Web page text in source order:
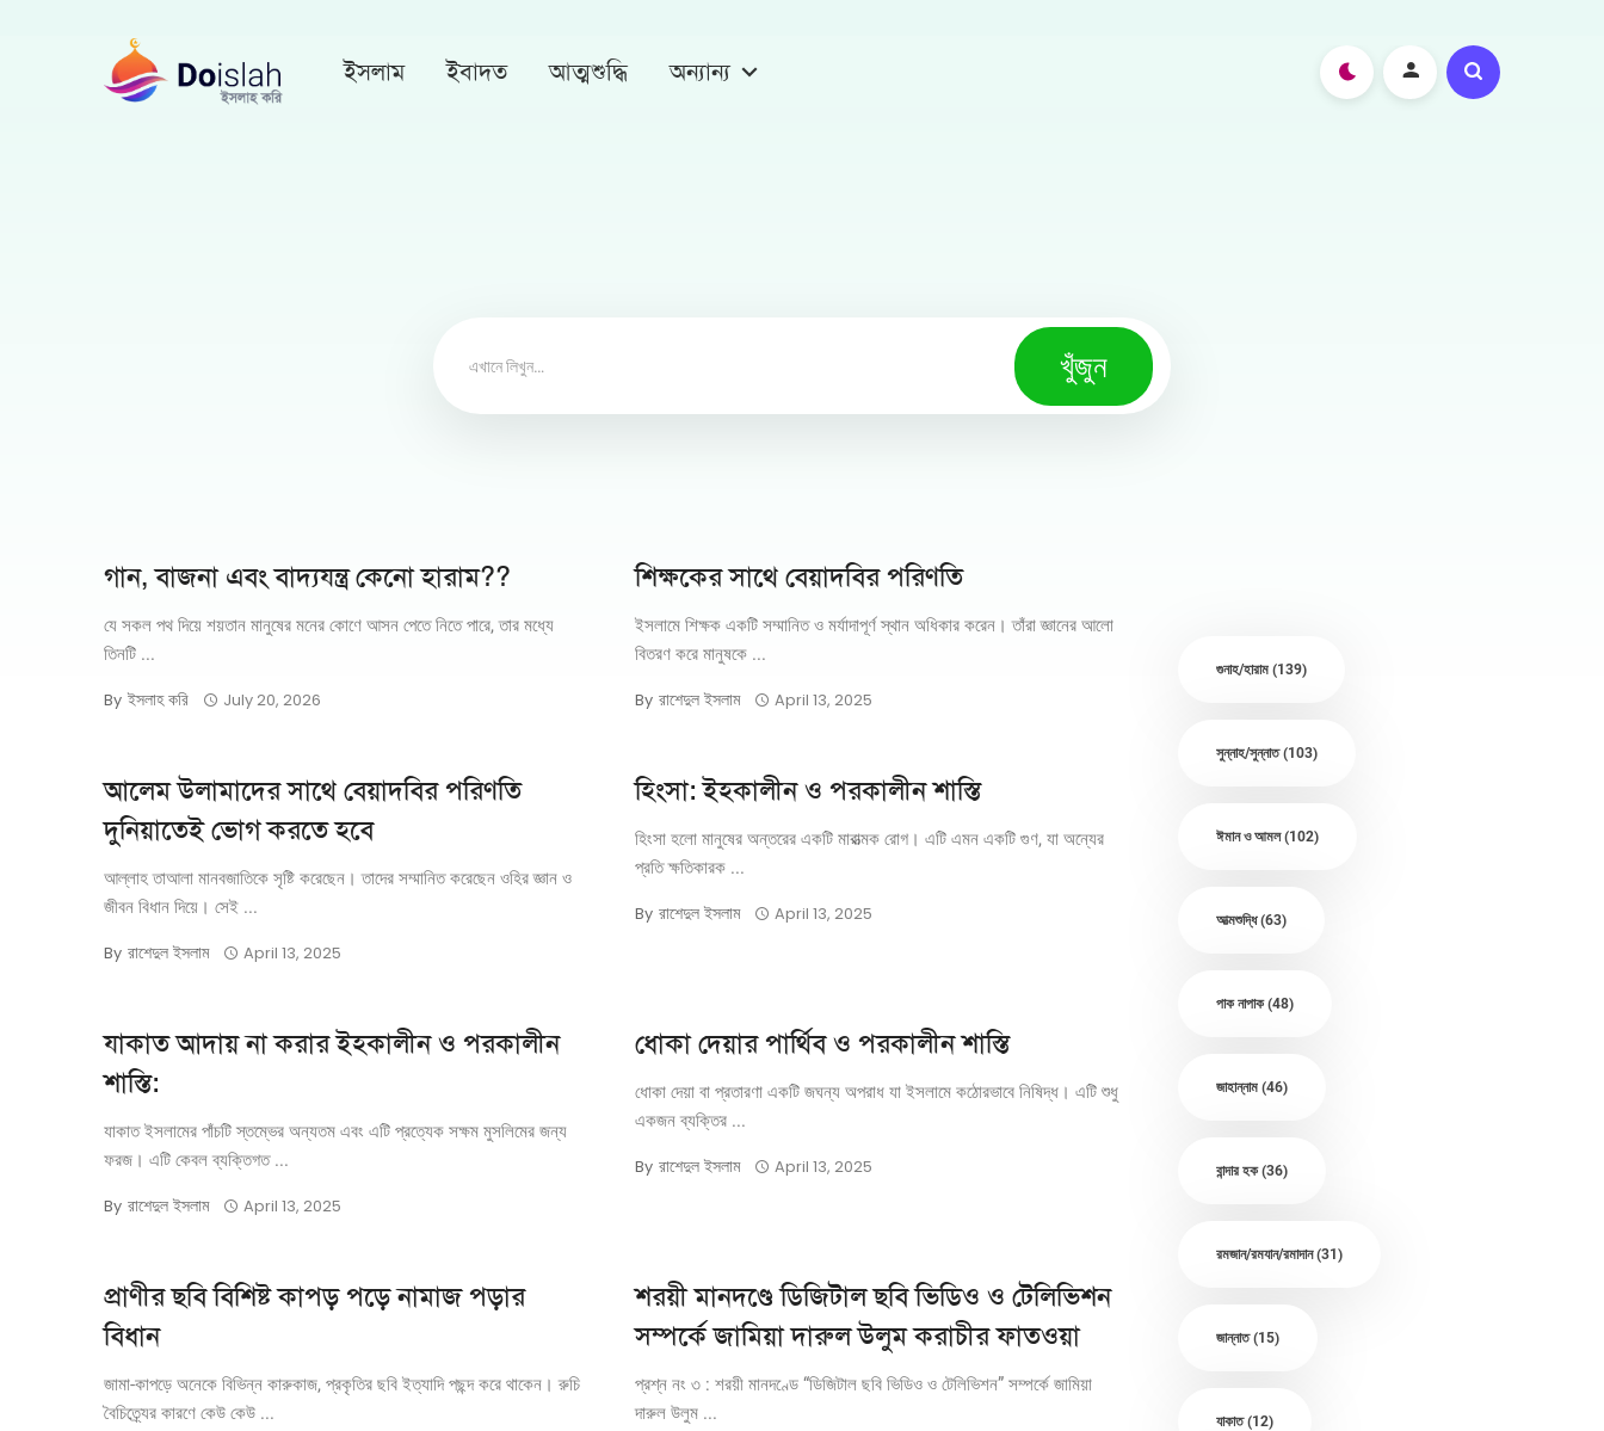
ইসলাম ইবাদত আত্মশুদ্ধি অন্যান্য
খুঁজুন
গান, বাজনা এবং বাদ্যযন্ত্র কেনো হারাম??
যে সকল পথ দিয়ে শয়তান মানুষের মনের কোণে আসন পেতে নিতে পারে, তার মধ্যে
তিনটি ...
By ইসলাহ করি July 20, 2026
শিক্ষকের সাথে বেয়াদবির পরিণতি
ইসলামে শিক্ষক একটি সম্মানিত ও মর্যাদাপূর্ণ স্থান অধিকার করেন। তাঁরা জ্ঞানের আলো
বিতরণ করে মানুষকে ...
By রাশেদুল ইসলাম April 13, 2025
আলেম উলামাদের সাথে বেয়াদবির পরিণতি
দুনিয়াতেই ভোগ করতে হবে
আল্লাহ তাআলা মানবজাতিকে সৃষ্টি করেছেন। তাদের সম্মানিত করেছেন ওহির জ্ঞান ও
জীবন বিধান দিয়ে। সেই ...
By রাশেদুল ইসলাম April 13, 2025
হিংসা: ইহকালীন ও পরকালীন শাস্তি
হিংসা হলো মানুষের অন্তরের একটি মারাত্মক রোগ। এটি এমন একটি গুণ, যা অন্যের
প্রতি ক্ষতিকারক ...
By রাশেদুল ইসলাম April 13, 2025
যাকাত আদায় না করার ইহকালীন ও পরকালীন
শাস্তি:
যাকাত ইসলামের পাঁচটি স্তম্ভের অন্যতম এবং এটি প্রত্যেক সক্ষম মুসলিমের জন্য
ফরজ। এটি কেবল ব্যক্তিগত ...
By রাশেদুল ইসলাম April 13, 2025
ধোকা দেয়ার পার্থিব ও পরকালীন শাস্তি
ধোকা দেয়া বা প্রতারণা একটি জঘন্য অপরাধ যা ইসলামে কঠোরভাবে নিষিদ্ধ। এটি শুধু
একজন ব্যক্তির ...
By রাশেদুল ইসলাম April 13, 2025
প্রাণীর ছবি বিশিষ্ট কাপড় পড়ে নামাজ পড়ার
বিধান
জামা-কাপড়ে অনেকে বিভিন্ন কারুকাজ, প্রকৃতির ছবি ইত্যাদি পছন্দ করে থাকেন। রুচি
বৈচিত্র্যের কারণে কেউ কেউ ...
শরয়ী মানদণ্ডে ডিজিটাল ছবি ভিডিও ও টেলিভিশন
সম্পর্কে জামিয়া দারুল উলুম করাচীর ফাতওয়া
প্রশ্ন নং ৩ : শরয়ী মানদণ্ডে “ডিজিটাল ছবি ভিডিও ও টেলিভিশন” সম্পর্কে জামিয়া
দারুল উলুম ...
গুনাহ/হারাম (139)
সুন্নাহ/সুন্নাত(103)
ঈমান ও আমল(102)
আত্মশুদ্ধি(63)
পাক নাপাক(48)
জাহান্নাম (46)
বান্দার হক(36)
রমজান/রমযান/রমাদান(31)
জান্নাত(15)
যাকাত(12)